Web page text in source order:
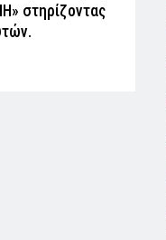
στηρίζοντας